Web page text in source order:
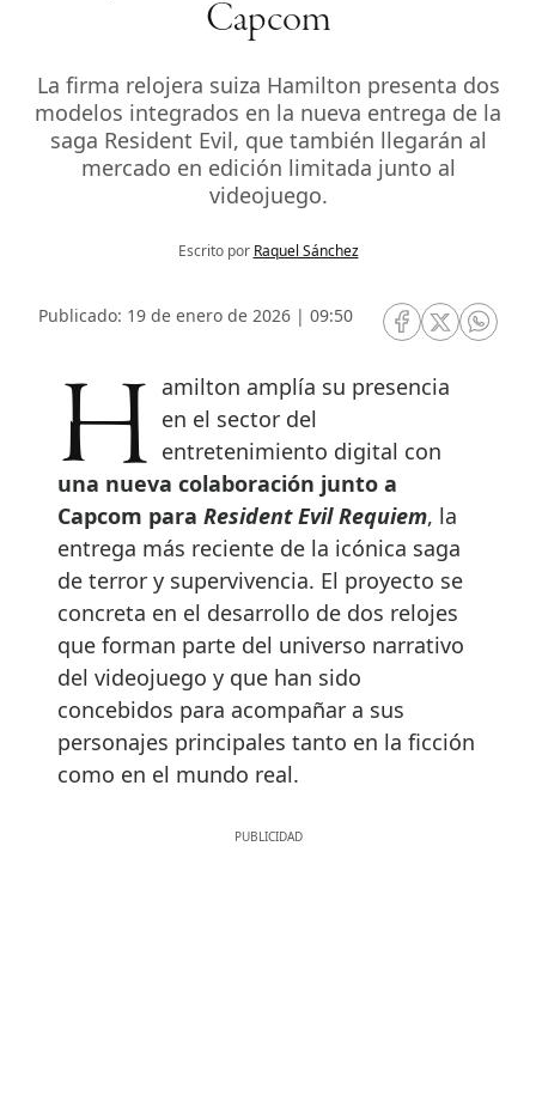
Capcom
La firma relojera suiza Hamilton presenta dos
modelos integrados en la nueva entrega de la
saga Resident Evil, que también llegarán al
mercado en edición limitada junto al
videojuego.
Escrito por Raquel Sánchez
Publicado: 19 de enero de 2026 | 09:50
RRSS Facebook
RRSSRRSS
Hamilton amplía su presencia en el sector del
entretenimiento digital con
una nueva colaboración junto a
Capcom para Resident Evil Requiem, la
entrega más reciente de la icónica saga
de terror y supervivencia. El proyecto se
concreta en el desarrollo de dos relojes
que forman parte del universo narrativo
del videojuego y que han sido
concebidos para acompañar a sus
personajes principales tanto en la ficción
como en el mundo real.